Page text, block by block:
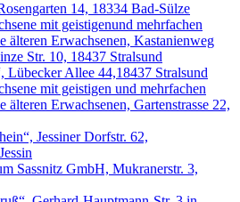
14, 18334 Bad-Sülze
mit geistigenund mehrfachen
älteren Erwachsenen, Kastanienweg
Str. 10, 18437 Stralsund
Lübecker Allee 44,18437 Stralsund
mit geistigen und mehrfachen
älteren Erwachsenen, Gartenstrasse 22,
Jessiner Dorfstr. 62,
Sassnitz GmbH, Mukranerstr. 3,